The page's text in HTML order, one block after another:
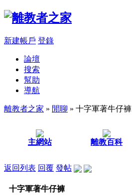
新建帳戶 登錄
論壇
搜索
幫助
導航
離教者之家 » 閒聊 » 十字軍著牛仔褲
主網站 離教百科
返回列表 回覆 發帖
十字軍著牛仔褲